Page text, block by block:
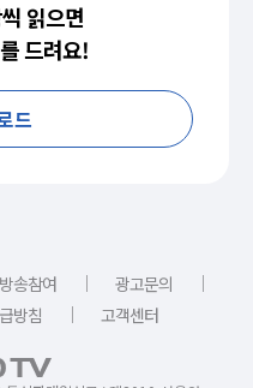
읽으면
드려요!
드
송참여 ｜ 광고문의
｜
방침 ｜ 고객센터